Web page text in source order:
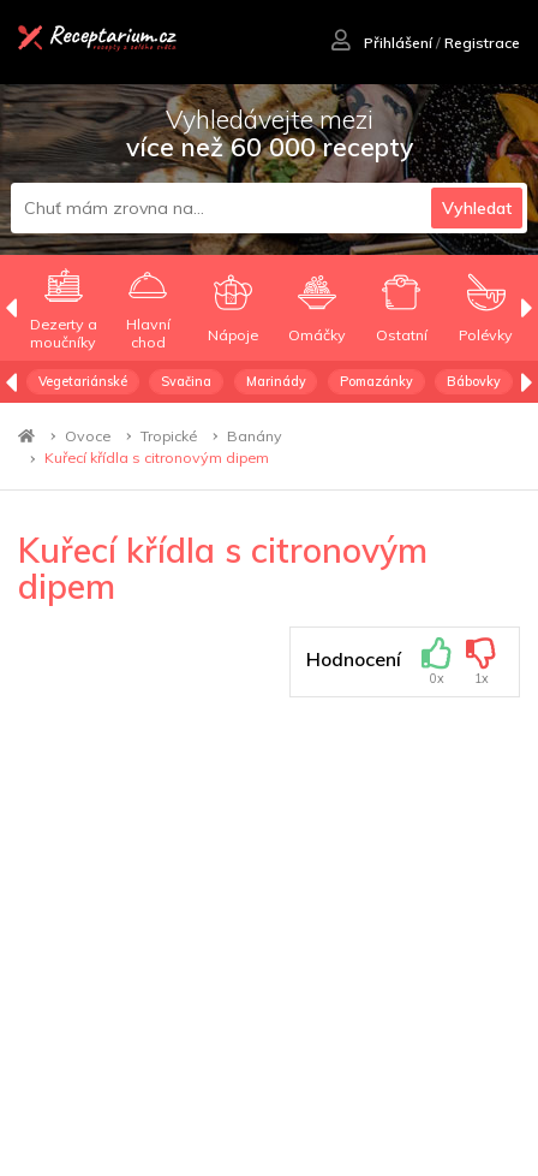
Přihlášení/ Registrace
Vyhledávejte mezi
více než 60 000 recepty
Vyhledat
Dezerty a
moučníky
Hlavní
chod
Nápoje Omáčky Ostatní Polévky
Vegetariánské Svačina Marinády Pomazánky Bábovky
Ovoce Tropické
Banány
Kuřecí křídla s citronovým dipem
Kuřecí křídla s citronovým
dipem
Hodnocení
0x 1x